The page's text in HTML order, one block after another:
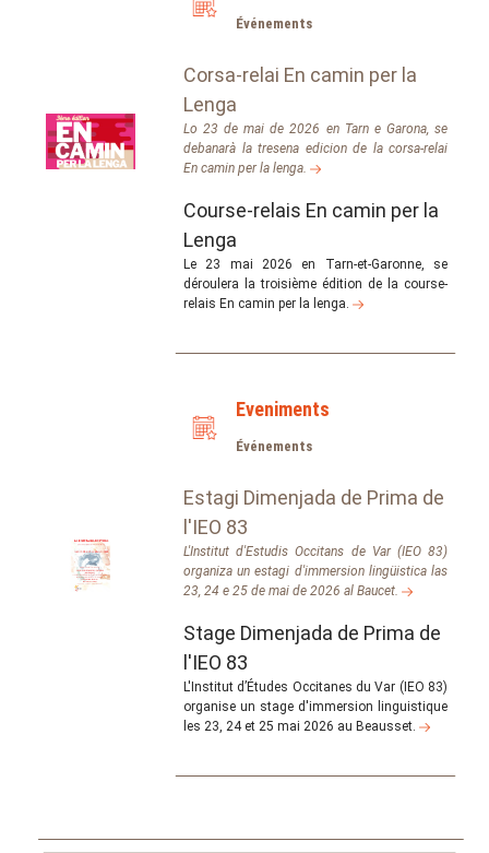
Événements
Corsa-relai En camin per la
Lenga
Lo 23 de mai de 2026 en Tarn e Garona, se
debanarà la tresena edicion de la corsa-relai
En camin per la lenga.
Course-relais En camin per la
Lenga
Le 23 mai 2026 en Tarn-et-Garonne, se
déroulera la troisième édition de la course-
relais En camin per la lenga.
Eveniments
Événements
Estagi Dimenjada de Prima de
l'IEO 83
L'Institut d'Estudis Occitans de Var (IEO 83)
organiza un estagi d'immersion lingüistica las
23, 24 e 25 de mai de 2026 al Baucet.
Stage Dimenjada de Prima de
l'IEO 83
L'Institut d’Études Occitanes du Var (IEO 83)
organise un stage d'immersion linguistique
les 23, 24 et 25 mai 2026 au Beausset.